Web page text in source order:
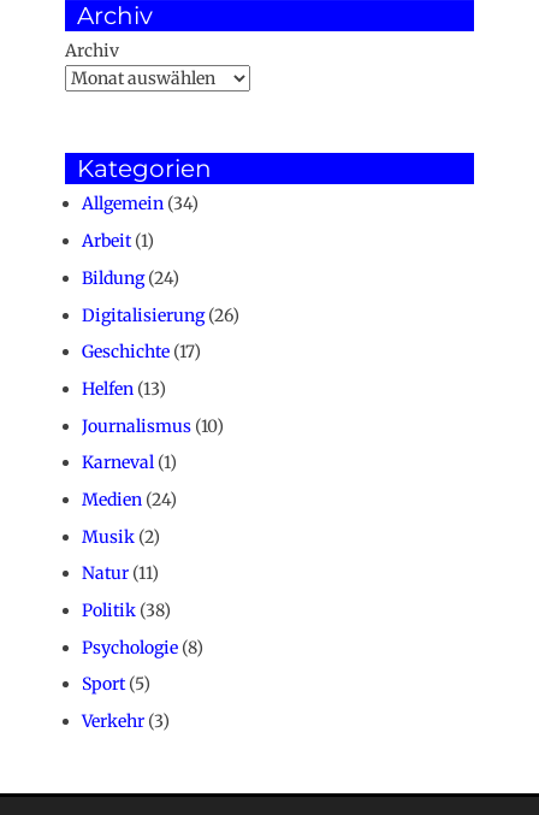
Archiv
Archiv
Kategorien
Allgemein (34)
Arbeit(1)
Bildung(24)
Digitalisierung(26)
Geschichte (17)
Helfen (13)
Journalismus (10)
Karneval (1)
Medien (24)
Musik (2)
Natur (11)
Politik (38)
Psychologie (8)
Sport(5)
Verkehr (3)